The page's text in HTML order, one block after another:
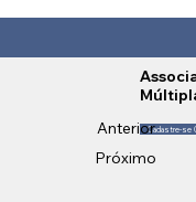
Cadastre-se
Anterior
Próximo